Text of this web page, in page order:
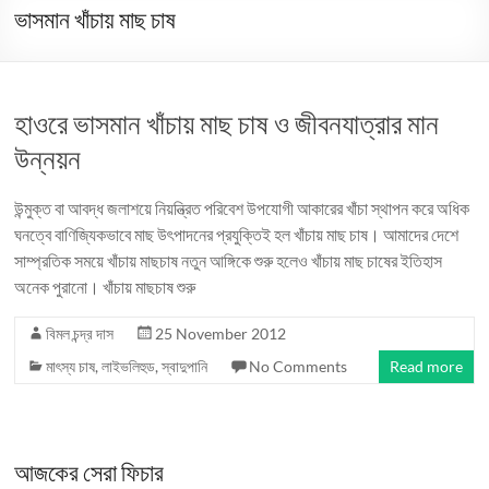
ভাসমান খাঁচায় মাছ চাষ
হাওরে ভাসমান খাঁচায় মাছ চাষ ও জীবনযাত্রার মান
উন্নয়ন
উন্মুক্ত বা আবদ্ধ জলাশয়ে নিয়ন্ত্রিত পরিবেশ উপযোগী আকারের খাঁচা স্থাপন করে অধিক
ঘনত্বে বাণিজ্যিকভাবে মাছ উৎপাদনের প্রযুক্তিই হল খাঁচায় মাছ চাষ। আমাদের দেশে
সাম্প্রতিক সময়ে খাঁচায় মাছচাষ নতুন আঙ্গিকে শুরু হলেও খাঁচায় মাছ চাষের ইতিহাস
অনেক পুরানো। খাঁচায় মাছচাষ শুরু
বিমল চন্দ্র দাস
25 November 2012
মাৎস্য চাষ,লাইভলিহুড,স্বাদুপানি No Comments Read more
আজকের সেরা ফিচার